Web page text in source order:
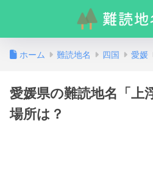
ホーム 難読地名 四国 愛媛
愛媛県の難読地名「上
場所は？